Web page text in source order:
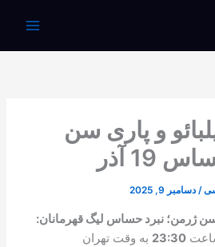
و پاری سن
آذر
/دسامبر 9, 2025
سن ژرمن؛ نبرد حساس لیگ قهرمانان:
23:30 به وقت تهران